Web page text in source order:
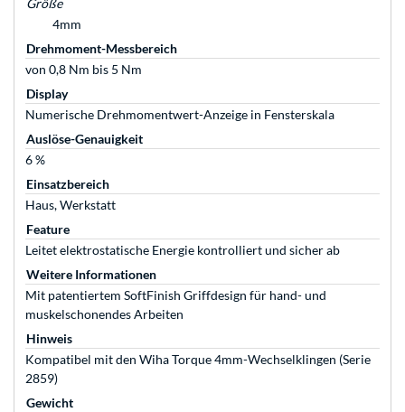
Größe
4mm
Drehmoment-Messbereich
von 0,8 Nm bis 5 Nm
Display
Numerische Drehmomentwert-Anzeige in Fensterskala
Auslöse-Genauigkeit
6 %
Einsatzbereich
Haus, Werkstatt
Feature
Leitet elektrostatische Energie kontrolliert und sicher ab
Weitere Informationen
Mit patentiertem SoftFinish Griffdesign für hand- und
muskelschonendes Arbeiten
Hinweis
Kompatibel mit den Wiha Torque 4mm-Wechselklingen (Serie
2859)
Gewicht